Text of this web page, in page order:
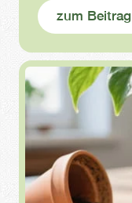
zum Beitrag